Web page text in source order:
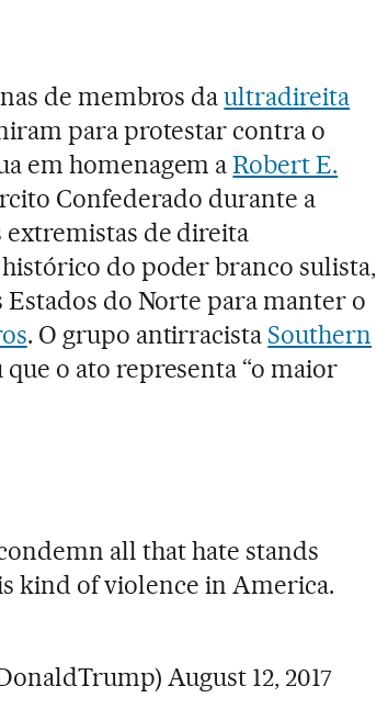
de membros daultradireita
para protestar contra o
em homenagem aRobert E.
Confederado durante a
extremistas de direita
do poder branco sulista,
do Norte para manter o
. O grupo antirracista Southern
o ato representa “o maior
all that hate stands
kind of violence in America.
August 12, 2017